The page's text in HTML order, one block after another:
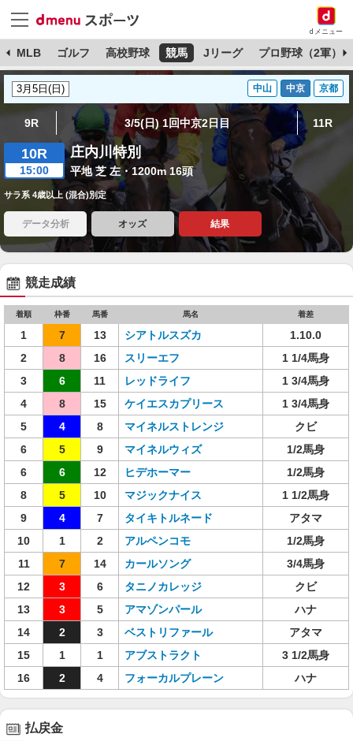
dメニュー
MLB ゴルフ 高校野球 競馬 Jリーグ プロ野球（2軍）
中山 中京 京都
9R 3/5(日) 1回中京2日目 11R
10R
15:00
庄内川特別
平地 芝 左・1200m 16頭
サラ系 4歳以上 (混合)別定
データ分析 オッズ 結果
競走成績
着順 枠番 馬番 馬名 着差
1 7 13 シアトルスズカ
1.10.0
2
8 16 スリーエフ
1 1/4馬身
3
6 11 レッドライフ
1 3/4馬身
4
8 15 ケイエスカプリース
1 3/4馬身
5
4 8 マイネルストレンジ
クビ
6
5 9 マイネルウィズ
1/2馬身
6
6 12 ヒデホーマー
1/2馬身
8
5 10 マジックナイス
1 1/2馬身
9
4 7 タイキトルネード
アタマ
10
1 2 アルペンコモ
1/2馬身
11
7 14 カールソング
3/4馬身
12
3 6 タニノカレッジ
クビ
13
3 5 アマゾンパール
ハナ
14
2 3 ベストリファール
アタマ
15
1 1 アブストラクト
3 1/2馬身
16
2 4 フォーカルプレーン ハナ
払戻金